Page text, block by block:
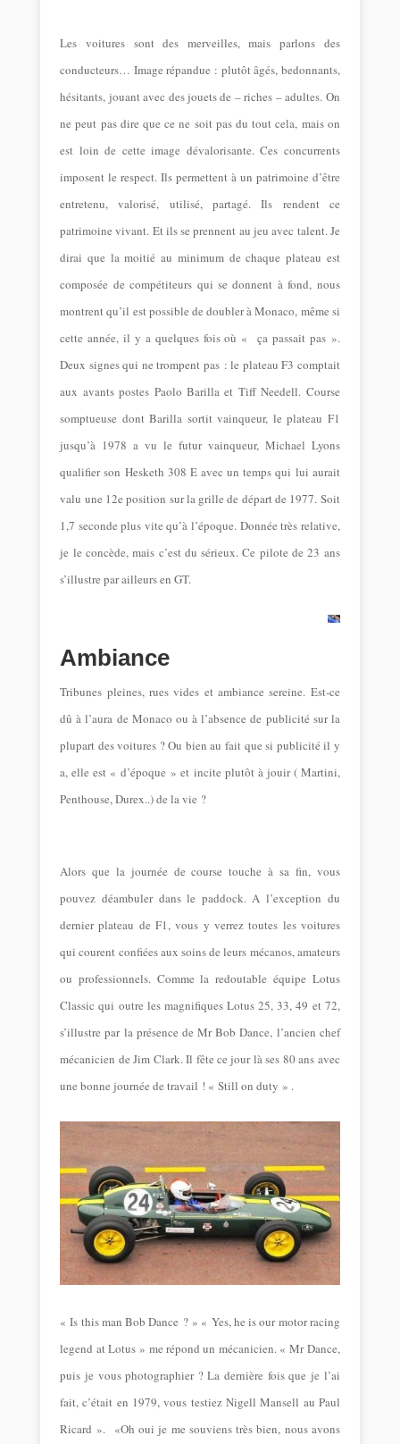
Les voitures sont des merveilles, mais parlons des
conducteurs… Image répandue : plutôt âgés, bedonnants,
hésitants, jouant avec des jouets de – riches – adultes. On
ne peut pas dire que ce ne soit pas du tout cela, mais on
est loin de cette image dévalorisante. Ces concurrents
imposent le respect. Ils permettent à un patrimoine d’être
entretenu, valorisé, utilisé, partagé. Ils rendent ce
patrimoine vivant. Et ils se prennent au jeu avec talent. Je
dirai que la moitié au minimum de chaque plateau est
composée de compétiteurs qui se donnent à fond, nous
montrent qu’il est possible de doubler à Monaco, même si
cette année, il y a quelques fois où « ça passait pas ».
Deux signes qui ne trompent pas : le plateau F3 comptait
aux avants postes Paolo Barilla et Tiff Needell. Course
somptueuse dont Barilla sortit vainqueur, le plateau F1
jusqu’à 1978 a vu le futur vainqueur, Michael Lyons
qualifier son Hesketh 308 E avec un temps qui lui aurait
valu une 12e position sur la grille de départ de 1977. Soit
1,7 seconde plus vite qu’à l’époque. Donnée très relative,
je le concède, mais c’est du sérieux. Ce pilote de 23 ans
s’illustre par ailleurs en GT.
Ambiance
Tribunes pleines, rues vides et ambiance sereine. Est-ce
dû à l’aura de Monaco ou à l’absence de publicité sur la
plupart des voitures ? Ou bien au fait que si publicité il y
a, elle est « d’époque » et incite plutôt à jouir ( Martini,
Penthouse, Durex..) de la vie ?
Alors que la journée de course touche à sa fin, vous
pouvez déambuler dans le paddock. A l’exception du
dernier plateau de F1, vous y verrez toutes les voitures
qui courent confiées aux soins de leurs mécanos, amateurs
ou professionnels. Comme la redoutable équipe Lotus
Classic qui outre les magnifiques Lotus 25, 33, 49 et 72,
s’illustre par la présence de Mr Bob Dance, l’ancien chef
mécanicien de Jim Clark. Il fête ce jour là ses 80 ans avec
une bonne journée de travail ! « Still on duty » .
« Is this man Bob Dance ? » « Yes, he is our motor racing
legend at Lotus » me répond un mécanicien. « Mr Dance,
puis je vous photographier ? La dernière fois que je l’ai
fait, c’était en 1979, vous testiez Nigell Mansell au Paul
Ricard ». «Oh oui je me souviens très bien, nous avons